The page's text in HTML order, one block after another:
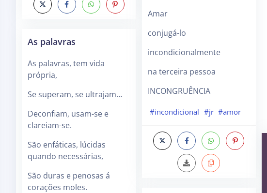
As palavras
As palavras, tem vida
própria,
Se superam, se ultrajam…
Deconfiam, usam-se e
clareiam-se.
São enfáticas, lúcidas
quando necessárias,
São duras e penosas á
corações moles.
Amar
conjugá-lo
incondicionalmente
na terceira pessoa
INCONGRUÊNCIA
#incondicional #jr #amor